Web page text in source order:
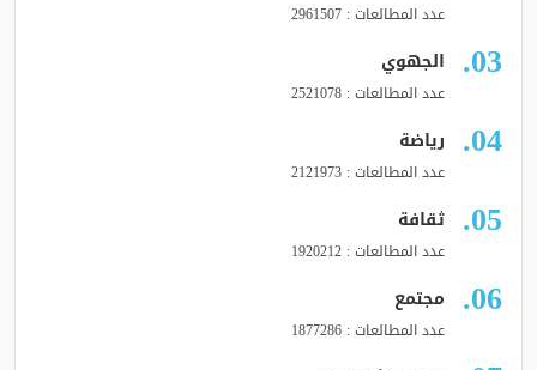
عدد المطالعات : 2961507
الجهوي
عدد المطالعات : 2521078
رياضة
عدد المطالعات : 2121973
ثقافة
عدد المطالعات : 1920212
مجتمع
عدد المطالعات : 1877286